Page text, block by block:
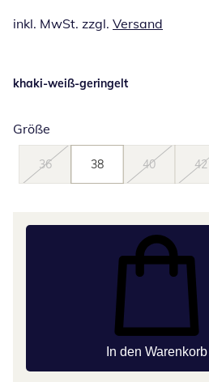
inkl. MwSt. zzgl. Versand
khaki-weiß-geringelt
Größe
36 38 40 42
In den Warenkorb